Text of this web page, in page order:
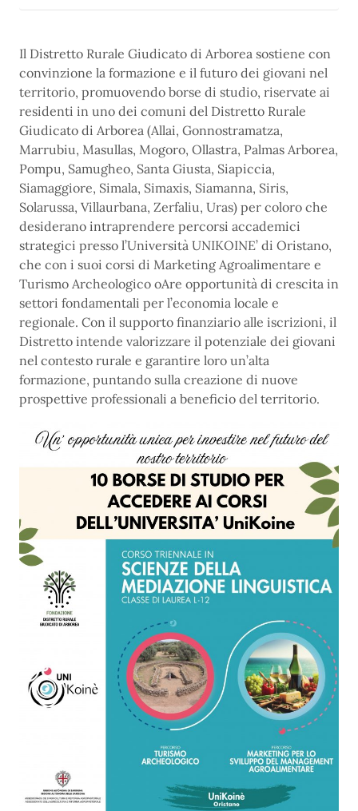
Il Distretto Rurale Giudicato di Arborea sostiene con
convinzione la formazione e il futuro dei giovani nel
territorio, promuovendo borse di studio, riservate ai
residenti in uno dei comuni del Distretto Rurale
Giudicato di Arborea (Allai, Gonnostramatza,
Marrubiu, Masullas, Mogoro, Ollastra, Palmas Arborea,
Pompu, Samugheo, Santa Giusta, Siapiccia,
Siamaggiore, Simala, Simaxis, Siamanna, Siris,
Solarussa, Villaurbana, Zerfaliu, Uras) per coloro che
desiderano intraprendere percorsi accademici
strategici presso l’Università UNIKOINE’ di Oristano,
che con i suoi corsi di Marketing Agroalimentare e
Turismo Archeologico oAre opportunità di crescita in
settori fondamentali per l’economia locale e
regionale. Con il supporto finanziario alle iscrizioni, il
Distretto intende valorizzare il potenziale dei giovani
nel contesto rurale e garantire loro un’alta
formazione, puntando sulla creazione di nuove
prospettive professionali a beneficio del territorio.